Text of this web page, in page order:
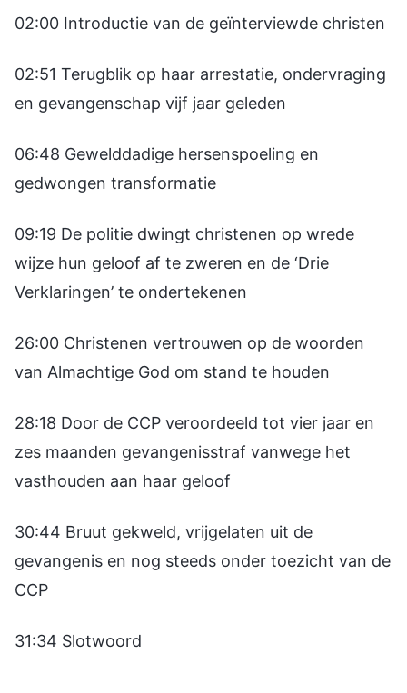
02:00 Introductie van de geïnterviewde christen
02:51 Terugblik op haar arrestatie, ondervraging
en gevangenschap vijf jaar geleden
06:48 Gewelddadige hersenspoeling en
gedwongen transformatie
09:19 De politie dwingt christenen op wrede
wijze hun geloof af te zweren en de ‘Drie
Verklaringen’ te ondertekenen
26:00 Christenen vertrouwen op de woorden
van Almachtige God om stand te houden
28:18 Door de CCP veroordeeld tot vier jaar en
zes maanden gevangenisstraf vanwege het
vasthouden aan haar geloof
30:44 Bruut gekweld, vrijgelaten uit de
gevangenis en nog steeds onder toezicht van de
CCP
31:34 Slotwoord